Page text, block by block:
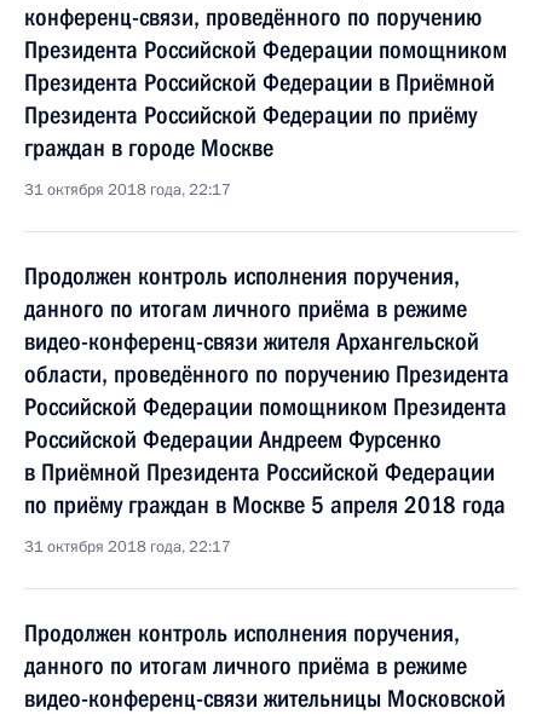
конференц-связи, проведённого по поручению
Президента Российской Федерации помощником
Президента Российской Федерации в Приёмной
Президента Российской Федерации по приёму
граждан в городе Москве
31 октября 2018 года, 22:17
Продолжен контроль исполнения поручения,
данного по итогам личного приёма в режиме
видео-конференц-связи жителя Архангельской
области, проведённого по поручению Президента
Российской Федерации помощником Президента
Российской Федерации Андреем Фурсенко
в Приёмной Президента Российской Федерации
по приёму граждан в Москве 5 апреля 2018 года
31 октября 2018 года, 22:17
Продолжен контроль исполнения поручения,
данного по итогам личного приёма в режиме
видео-конференц-связи жительницы Московской